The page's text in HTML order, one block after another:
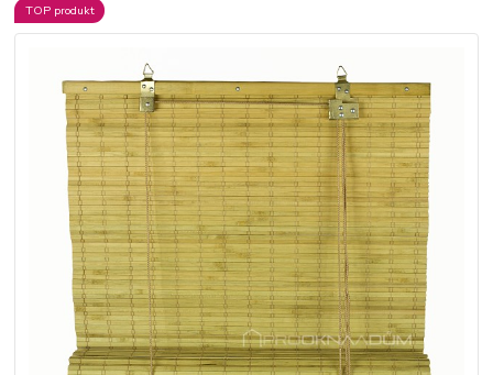
TOP produkt